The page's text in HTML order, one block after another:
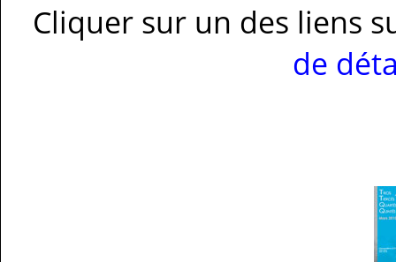
Cliquer sur un des liens
de